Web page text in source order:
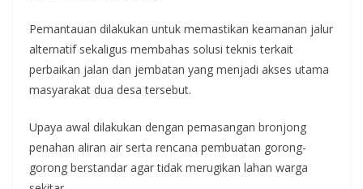
Pemantauan dilakukan untuk memastikan keamanan jalur
alternatif sekaligus membahas solusi teknis terkait
perbaikan jalan dan jembatan yang menjadi akses utama
masyarakat dua desa tersebut.
Upaya awal dilakukan dengan pemasangan bronjong
penahan aliran air serta rencana pembuatan gorong-
gorong berstandar agar tidak merugikan lahan warga